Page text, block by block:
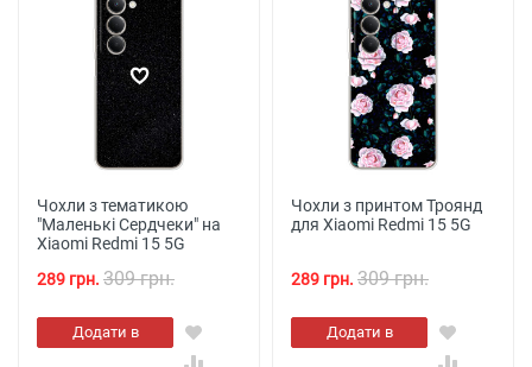
Чохли з тематикою
"Маленькі Сердчеки" на
Xiaomi Redmi 15 5G
289 грн. 309 грн.
Додати в
кошик
Чохли з принтом Троянд
для Xiaomi Redmi 15 5G
289 грн. 309 грн.
Додати в
кошик